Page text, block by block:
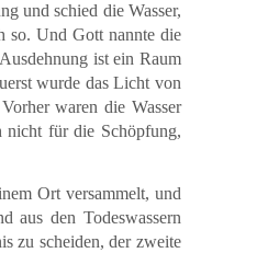
und schied die Wasser,
so. Und Gott nannte die
ist ein Raum
wurde das Licht von
waren die Wasser
nicht für die Schöpfung,
Ort versammelt, und
aus den Todeswassern
zu scheiden, der zweite